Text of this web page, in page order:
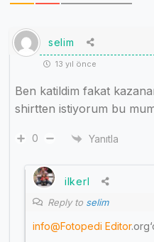
selim
13 yıl önce
Ben katildim fakat
shirtten istiyorum bu
0 Yanıtla
ilkerl
Reply to selim
info@Fotopedi Editor